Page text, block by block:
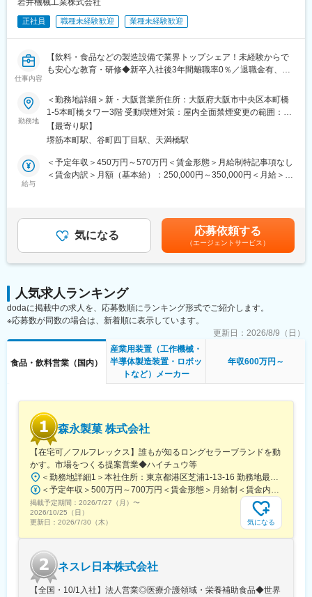
世界最大の総合化学メーカーであるBASF社の栽培管理システム
「xarvio(R)」と土壌改善AI技術と、当社のノウハウを掛け合わ
せ、リスクの高い「節水型乾田直播栽培」への転換をテクノロジ
ーとファイナンスの力で支援する画期的なソリューションです。
■職場環境
・経営陣も30代世代
・農業×ITの急成長フェーズで、事務でも裁量を持ちやすい環境
【募集ポジションと期待役割】
・日本の稲作を「高コスト・重労働な従来型」から「低コスト・
省力化・環境配慮型」へと構造改革する事業開発がミッションで
◯業務内容
・アグリテックソリューション事業開発に関わる業務全般
・マーケティング・プロダクト・サービス改善
※全国出張があります
変更の範囲：会社の定める業務
岩井機械工業株式会社
正社員 職種未経験歓迎 業種未経験歓迎
仕事内容
【飲料・食品などの製造設備で業界トップシェア！未経験からで
も安心な教育・研修◆新卒入社後3年間離職率0％／退職金有、家
＼この求人の魅力／
◎顧客ごとのニーズに応え、提案力・技術知識を習得できる！
◎設計・施工管理と連携し、チームでモノづくりを完結する達成
感！
◎飲料・食品製造を支える社会貢献性の高い仕事！
既存顧客中心に、課題や目的に応じてオーダーメイド設備を提案
します。
設計・施工管理などのエンジニアと連携し、設備完成・納品まで
【具体的な業務】
・既存顧客からの問い合わせ対応、ニーズヒアリング
・顧客訪問・打ち合わせ（仕様・要望整理）
・設計部門と連携した仕様検討・提案
・見積作成・受注対応
※既存顧客中心（国内8割・海外2割）、一部新規あり
■働く環境
営業部（計32名）に配属（乳業食品・飲料で担当分け）。
残業は月平均23時間とメリハリある働き方が可能です。
平均勤続年数17.8年、産後復職率100％と定着率も高水準です。
■充実の研修制度
入社後は4.5ヶ月間かけて座学、現場研修、技術研修を受けて頂
き、専門知識や技術、技能をしっかりと学んで頂いた上で現場配
属となります。
※新卒入社後３年間離職率0％実績もございます。
また、定期的に階級、社歴別の研修も設けておりますので、その
後の成長もサポートしています。
勤務地
＜勤務地詳細＞新・大阪営業所住所：大阪府大阪市中央区本町橋
1-5本町橋タワー3階 受動喫煙対策：屋内全面禁煙変更の範囲：会
社の定める事業所
【最寄り駅】
堺筋本町駅、谷町四丁目駅、天満橋駅
給与
＜予定年収＞450万円～570万円＜賃金形態＞月給制特記事項なし
＜賃金内訳＞月額（基本給）：250,000円～350,000円＜月給＞
くまでも目安の金額であり、選考を通じて上下する可能性があり
ます。月給(月額)は固定手当を含めた表記です。
気になる 応募依頼する
（エージェントサービス）
人気求人ランキング
dodaに掲載中の求人を、応募数順にランキング形式でご紹介します。
※応募数が同数の場合は、新着順に表示しています。
更新日： 2026/8/9（日）
食品・飲料営業（国内）
産業用装置（工作機械・
半導体製造装置・ロボッ
トなど）メーカー
年収600万円～
森永製菓 株式会社
【在宅可／フルフレックス】誰もが知るロングセラーブランドを動
かす。市場をつくる提案営業◆ハイチュウ等
＜勤務地詳細1＞本社住所：東京都港区芝浦1-13-16 勤務地最寄駅：JR、都営三田、都営浅草線／田町、三田駅受動喫煙対策：屋内全面禁煙＜勤務地詳細2＞中部支店住所：名古屋市東区徳川1-15-30 勤務地最寄駅：名古屋市営地下鉄桜通線／高岳駅受動喫煙対策：屋内喫煙可能場所あり＜勤務地詳細3＞関西支店住所：尼崎市上坂部1-1-1 勤務地最寄駅：JR線／塚口駅受動喫煙対策：屋内全面禁煙変更の範囲：会社の定める事業所（リモートワーク含む）
＜予定年収＞500万円～700万円＜賃金形態＞月給制＜賃金内訳＞月額（基本給）：240,000円～320,000円＜月給＞240,000円～320,000円＜昇給有無＞有＜残業手当＞有＜給与補足＞■昇給：年1回（4月）■賞与：年2回（6月、12月）賃金はあくまでも目安の金額であり、選考を通じて上下する可能性があります。月給(月額)は固定手当を含めた表記です。
掲載予定期間： 2026/7/27（月） 〜
2026/10/25（日）
更新日： 2026/7/30（木） 気になる
ネスレ日本株式会社
【全国・10/1入社】法人営業◎医療介護領域・栄養補助食品◆世界